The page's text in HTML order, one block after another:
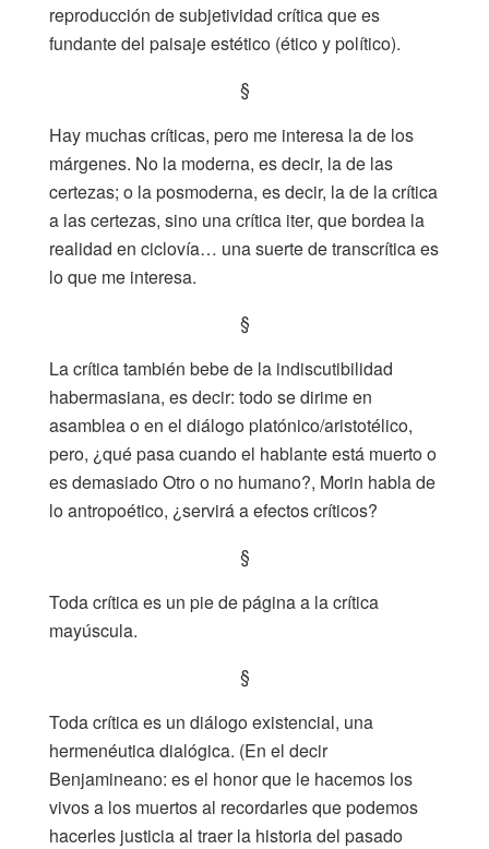
reproducción de subjetividad crítica que es
fundante del paisaje estético (ético y político).
§
Hay muchas críticas, pero me interesa la de los
márgenes. No la moderna, es decir, la de las
certezas; o la posmoderna, es decir, la de la crítica
a las certezas, sino una crítica iter, que bordea la
realidad en ciclovía… una suerte de transcrítica es
lo que me interesa.
§
La crítica también bebe de la indiscutibilidad
habermasiana, es decir: todo se dirime en
asamblea o en el diálogo platónico/aristotélico,
pero, ¿qué pasa cuando el hablante está muerto o
es demasiado Otro o no humano?, Morin habla de
lo antropoético, ¿servirá a efectos críticos?
§
Toda crítica es un pie de página a la crítica
mayúscula.
§
Toda crítica es un diálogo existencial, una
hermenéutica dialógica. (En el decir
Benjamineano: es el honor que le hacemos los
vivos a los muertos al recordarles que podemos
hacerles justicia al traer la historia del pasado